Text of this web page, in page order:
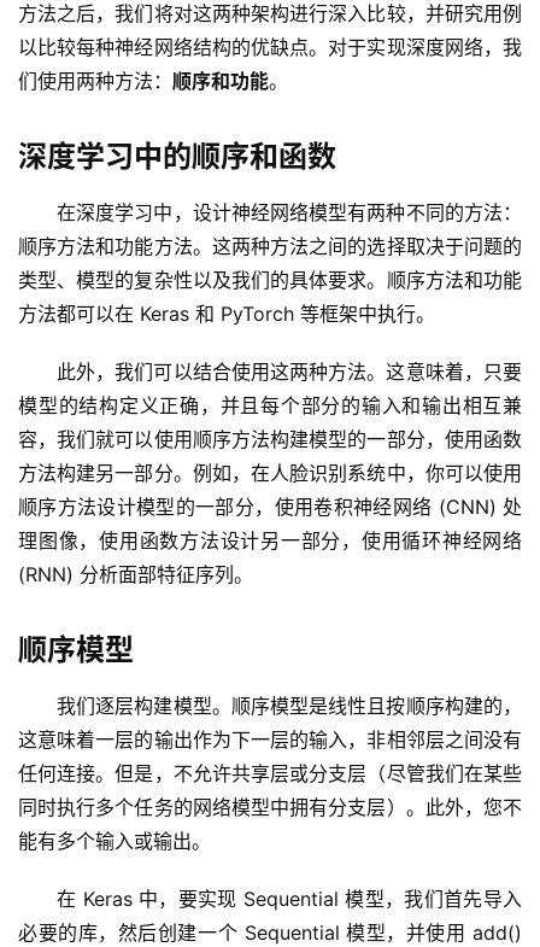
方法之后，我们将对这两种架构进行深入比较，并研究用例
以比较每种神经网络结构的优缺点。对于实现深度网络，我
们使用两种方法： 顺序和功能。
深度学习中的顺序和函数
在深度学习中，设计神经网络模型有两种不同的方法：
顺序方法和功能方法。这两种方法之间的选择取决于问题的
类型、模型的复杂性以及我们的具体要求。顺序方法和功能
方法都可以在 Keras 和 PyTorch 等框架中执行。
此外，我们可以结合使用这两种方法。这意味着，只要
模型的结构定义正确，并且每个部分的输入和输出相互兼
容，我们就可以使用顺序方法构建模型的一部分，使用函数
方法构建另一部分。例如，在人脸识别系统中，你可以使用
顺序方法设计模型的一部分，使用卷积神经网络 (CNN) 处
理图像，使用函数方法设计另一部分，使用循环神经网络
(RNN) 分析面部特征序列。
顺序模型
我们逐层构建模型。顺序模型是线性且按顺序构建的，
这意味着一层的输出作为下一层的输入，非相邻层之间没有
任何连接。但是，不允许共享层或分支层（尽管我们在某些
同时执行多个任务的网络模型中拥有分支层）。此外，您不
能有多个输入或输出。
在 Keras 中，要实现 Sequential 模型，我们首先导入
必要的库，然后创建一个 Sequential 模型，并使用 add()